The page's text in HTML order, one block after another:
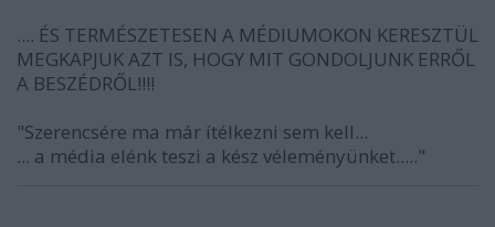
.... ÉS TERMÉSZETESEN A MÉDIUMOKON KERESZTÜL
MEGKAPJUK AZT IS, HOGY MIT GONDOLJUNK ERRŐL
A BESZÉDRŐL!!!!
"Szerencsére ma már ítélkezni sem kell...
... a média elénk teszi a kész véleményünket....."